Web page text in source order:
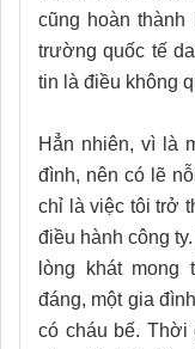
cũng hoàn
trường quốc tế
tin là điều không
Hẳn nhiên, vì là
đình, nên có lẽ
chỉ là việc tôi trở
điều hành công
lòng khát
đáng, một gia
có cháu bế. Thời